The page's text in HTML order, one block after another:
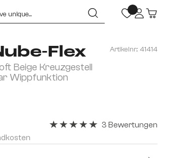
Flex
Beige Kreuzgestell
Wippfunktion
Artikelnr.: 41414
3 Bewertungen